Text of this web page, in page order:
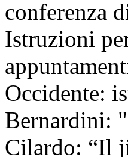
conferenza
Istruzioni
Occidente:
Bernardini:
Cilardo: “Il